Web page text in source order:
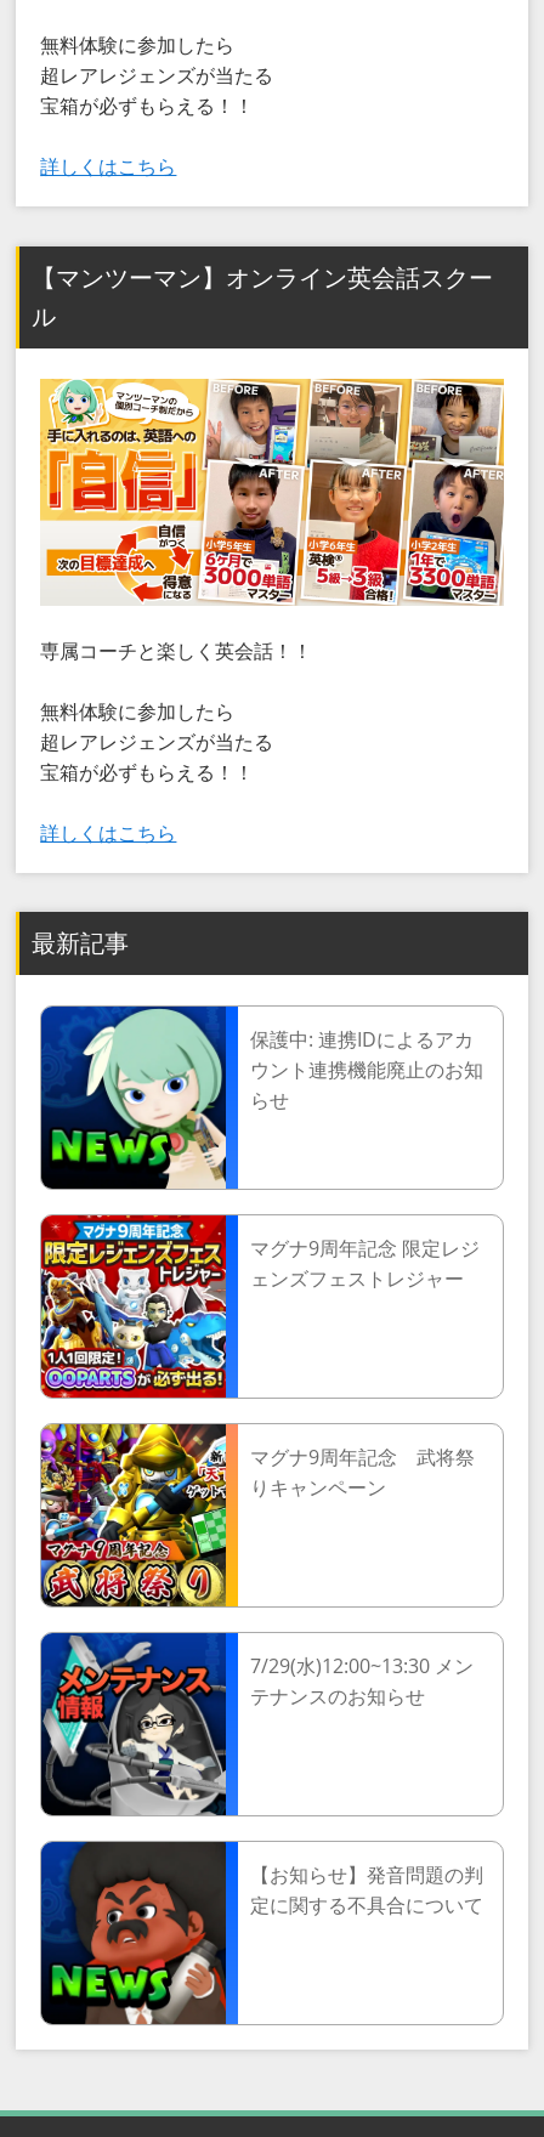
無料体験に参加したら
超レアレジェンズが当たる
宝箱が必ずもらえる！！
詳しくはこちら
【マンツーマン】オンライン英会話スクー
ル
専属コーチと楽しく英会話！！
無料体験に参加したら
超レアレジェンズが当たる
宝箱が必ずもらえる！！
詳しくはこちら
最新記事
保護中: 連携IDによるアカ
ウント連携機能廃止のお知
らせ
マグナ9周年記念 限定レジ
ェンズフェストレジャー
マグナ9周年記念 武将祭
りキャンペーン
7/29(水)12:00~13:30 メン
テナンスのお知らせ
【お知らせ】発音問題の判
定に関する不具合について